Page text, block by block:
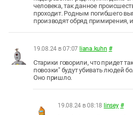
человека, так данное
проходит. Родным погибшего
производят обряд примирения,
19.08.24 в 07:07 liana.kuhn #
Старики говорили, что придет
повозки" будут убивать людей
Оно пришло.
19.08.24 в 08:18 linsey #